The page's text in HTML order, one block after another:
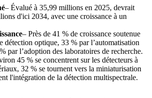
– Évalué à 35,99 millions en 2025, devrait
d'ici 2034, avec une croissance à un
– Près de 41 % de croissance soutenue
détection optique, 33 % par l’automatisation
par l’adoption des laboratoires de recherche.
45 % se concentrent sur les détecteurs à
32 % se tournent vers la miniaturisation
l'intégration de la détection multispectrale.